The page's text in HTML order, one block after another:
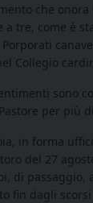
che
a tre, come è
Collegio
sono
per più
in forma
del 27
di passaggio,
fin dagli scorsi